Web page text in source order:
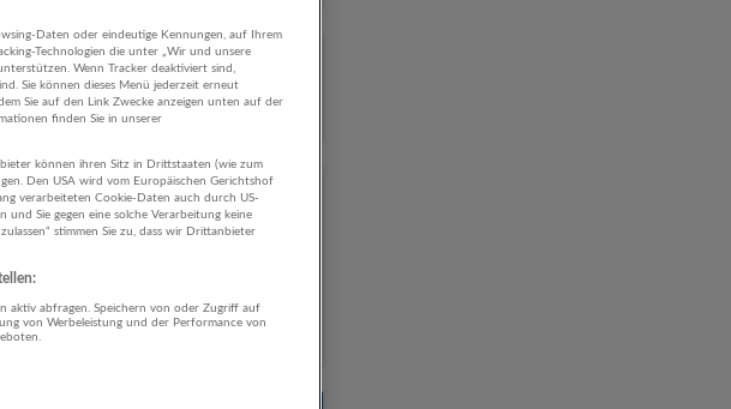
in
– Empfang |
Verwaltung, Büro
Daten oder eindeutige Kennungen, auf Ihrem
Technologien die unter „Wir und unsere
Wenn Tracker deaktiviert sind,
Sie können dieses Menü jederzeit erneut
Sie auf den Link Zwecke anzeigen unten auf der
finden Sie in unserer
können ihren Sitz in Drittstaaten (wie zum
Den USA wird vom Europäischen Gerichtshof
verarbeiteten Cookie-Daten auch durch US-
Sie gegen eine solche Verarbeitung keine
stimmen Sie zu, dass wir Drittanbieter
aktiv abfragen. Speichern von oder Zugriff auf
von Werbeleistung und der Performance von